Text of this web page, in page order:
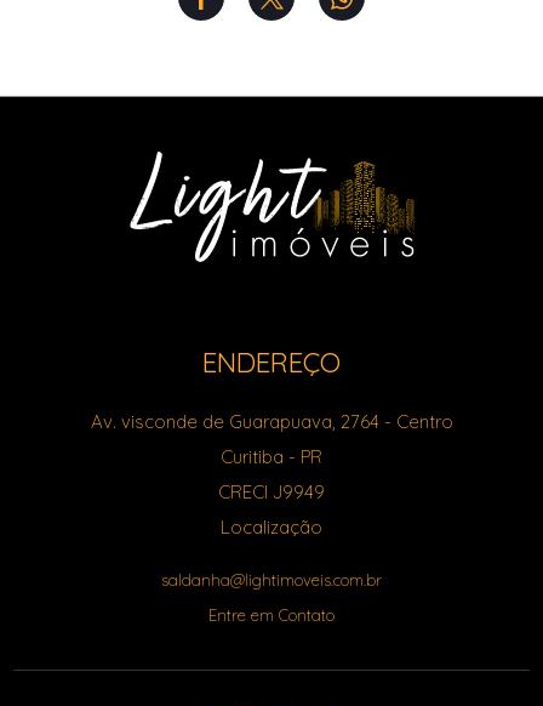
ENDEREÇO
Av. visconde de Guarapuava, 2764- Centro
Curitiba - PR
CRECI J9949
Localização
saldanha@lightimoveis.com.br
Entre em Contato